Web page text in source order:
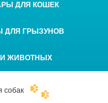
ДЛЯ КОШЕК
ДЛЯ ГРЫЗУНОВ
ЖИВОТНЫХ
собак